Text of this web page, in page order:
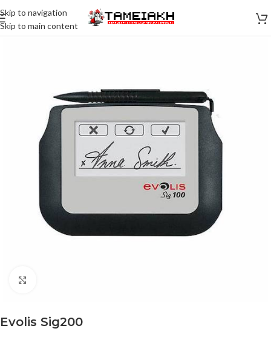
Skip to navigation
Skip to main content
Evolis Sig200